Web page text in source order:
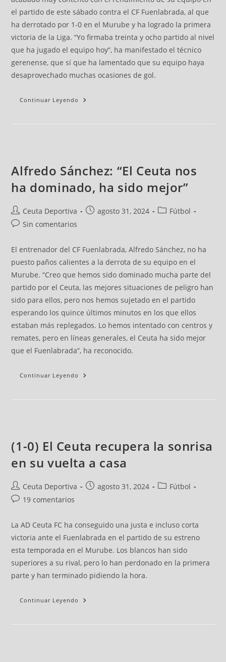
el partido de este sábado contra el CF Fuenlabrada, al que
ha derrotado por 1-0 en el Murube y ha logrado la primera
victoria de la Liga. “Yo firmaba treinta y ocho partido al nivel
que ha jugado el equipo hoy”, ha manifestado el técnico
gerenense, que sí que ha lamentado que su equipo haya
desaprovechado muchas ocasiones de gol.
Continuar Leyendo
Alfredo Sánchez: “El Ceuta nos
ha dominado, ha sido mejor”
Ceuta Deportiva agosto 31, 2024
Fútbol
Sin comentarios
El entrenador del CF Fuenlabrada, Alfredo Sánchez, no ha
puesto paños calientes a la derrota de su equipo en el
Murube. “Creo que hemos sido dominado mucha parte del
partido por el Ceuta, las mejores situaciones de peligro han
sido para ellos, pero nos hemos sujetado en el partido
esperando los quince últimos minutos en los que ellos
estaban más replegados. Lo hemos intentado con centros y
remates, pero en líneas generales, el Ceuta ha sido mejor
que el Fuenlabrada”, ha reconocido.
Continuar Leyendo
(1-0) El Ceuta recupera la sonrisa
en su vuelta a casa
Ceuta Deportiva agosto 31, 2024
Fútbol
19 comentarios
La AD Ceuta FC ha conseguido una justa e incluso corta
victoria ante el Fuenlabrada en el partido de su estreno
esta temporada en el Murube. Los blancos han sido
superiores a su rival, pero lo han perdonado en la primera
parte y han terminado pidiendo la hora.
Continuar Leyendo